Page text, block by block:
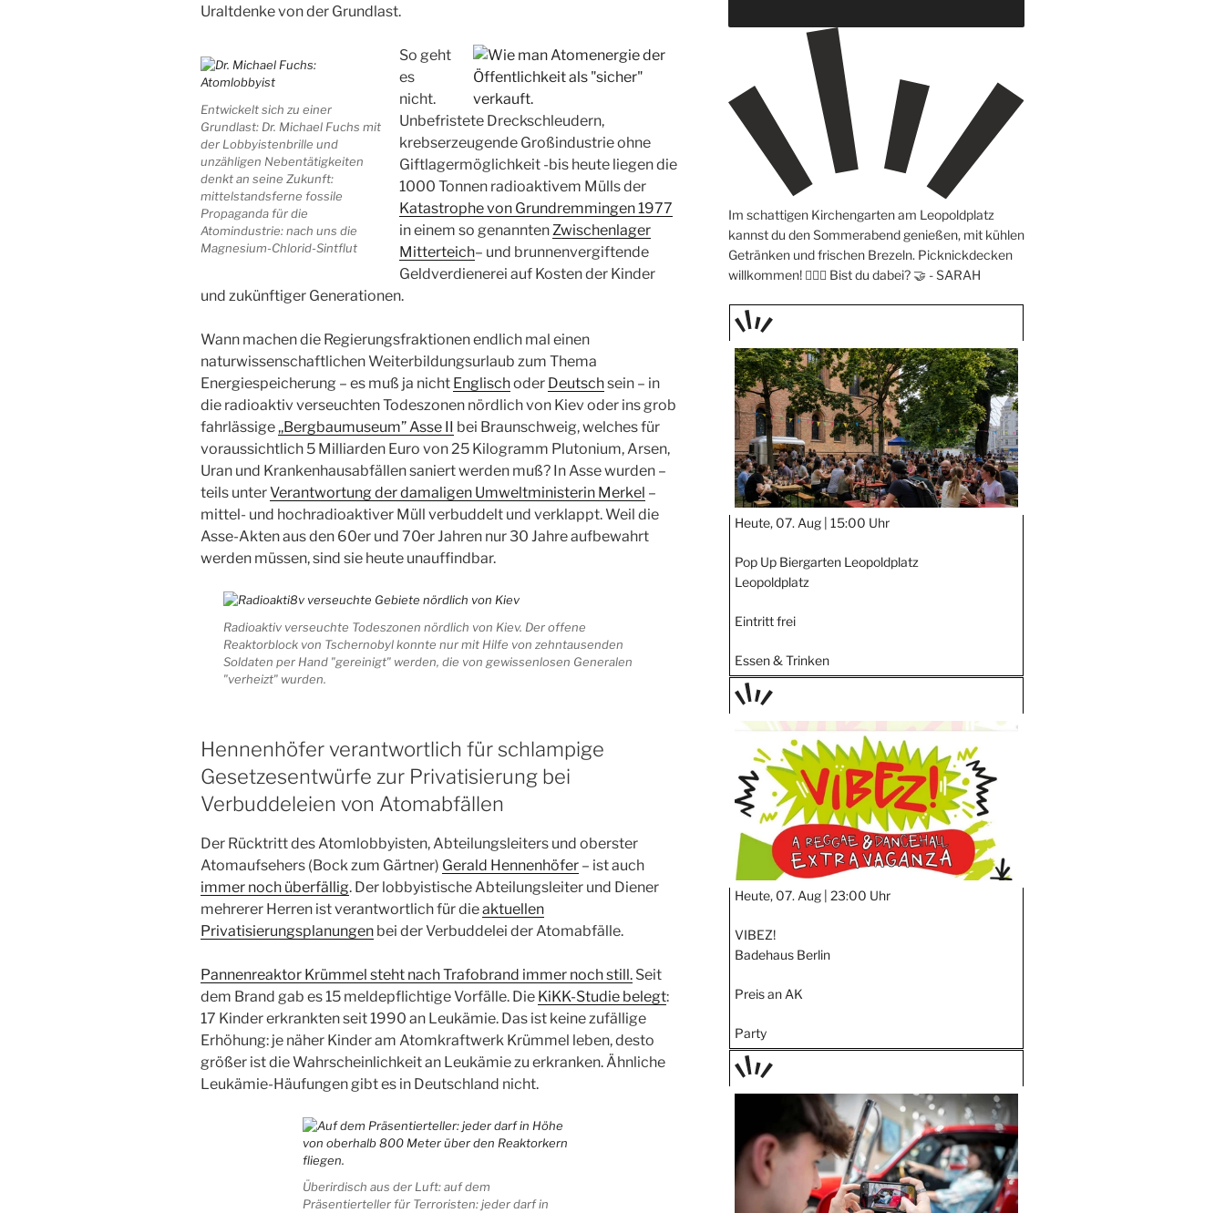
Uraltdenke von der Grundlast.
Entwickelt sich zu einer
Grundlast: Dr. Michael Fuchs mit
der Lobbyistenbrille und
unzähligen Nebentätigkeiten
denkt an seine Zukunft:
mittelstandsferne fossile
Propaganda für die
Atomindustrie: nach uns die
Magnesium-Chlorid-Sintflut
So geht
es
nicht.
Unbefristete Dreckschleudern,
krebserzeugende Großindustrie ohne
Giftlagermöglichkeit -bis heute liegen die
1000 Tonnen radioaktivem Mülls der
Katastrophe von Grundremmingen 1977
in einem so genanntenZwischenlager
Mitterteich– und brunnenvergiftende
Geldverdienerei auf Kosten der Kinder
und zukünftiger Generationen.
Wann machen die Regierungsfraktionen endlich mal einen
naturwissenschaftlichen Weiterbildungsurlaub zum Thema
Energiespeicherung – es muß ja nicht Englischoder Deutschsein – in
die radioaktiv verseuchten Todeszonen nördlich von Kiev oder ins grob
fahrlässige ,,Bergbaumuseum” Asse II bei Braunschweig, welches für
voraussichtlich 5 Milliarden Euro von 25 Kilogramm Plutonium, Arsen,
Uran und Krankenhausabfällen saniert werden muß? In Asse wurden –
teils unterVerantwortung der damaligen Umweltministerin Merkel –
mittel- und hochradioaktiver Müll verbuddelt und verklappt. Weil die
Asse-Akten aus den 60er und 70er Jahren nur 30 Jahre aufbewahrt
werden müssen, sind sie heute unauffindbar.
Radioaktiv verseuchte Todeszonen nördlich von Kiev. Der offene
Reaktorblock von Tschernobyl konnte nur mit Hilfe von zehntausenden
Soldaten per Hand "gereinigt" werden, die von gewissenlosen Generalen
"verheizt" wurden.
Hennenhöfer verantwortlich für schlampige
Gesetzesentwürfe zur Privatisierung bei
Verbuddeleien von Atomabfällen
Der Rücktritt des Atomlobbyisten, Abteilungsleiters und oberster
Atomaufsehers (Bock zum Gärtner) Gerald Hennenhöfer – ist auch
immer noch überfällig. Der lobbyistische Abteilungsleiter und Diener
mehrerer Herren ist verantwortlich für dieaktuellen
Privatisierungsplanungen bei der Verbuddelei der Atomabfälle.
Pannenreaktor Krümmel steht nach Trafobrand immer noch still. Seit
dem Brand gab es 15 meldepflichtige Vorfälle. Die KiKK-Studie belegt:
17 Kinder erkrankten seit 1990 an Leukämie. Das ist keine zufällige
Erhöhung: je näher Kinder am Atomkraftwerk Krümmel leben, desto
größer ist die Wahrscheinlichkeit an Leukämie zu erkranken. Ähnliche
Leukämie-Häufungen gibt es in Deutschland nicht.
Überirdisch aus der Luft: auf dem
Präsentierteller für Terroristen: jeder darf in
Im schattigen Kirchengarten am Leopoldplatz
kannst du den Sommerabend genießen, mit kühlen
Getränken und frischen Brezeln. Picknickdecken
willkommen! 🧖🏼‍♀️ Bist du dabei? 🤝 -SARAH
TAGE
STIPP
Heute, 07. Aug | 15:00 Uhr
Pop Up Biergarten Leopoldplatz
Leopoldplatz
Eintritt frei
Essen & Trinken
TAGE
Heute, 07. Aug | 23:00 Uhr
VIBEZ!
Badehaus Berlin
Preis an AK
Party
TAGE